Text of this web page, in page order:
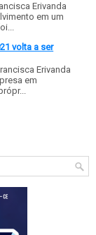
Erivanda
em um
volta a ser
Erivanda
em